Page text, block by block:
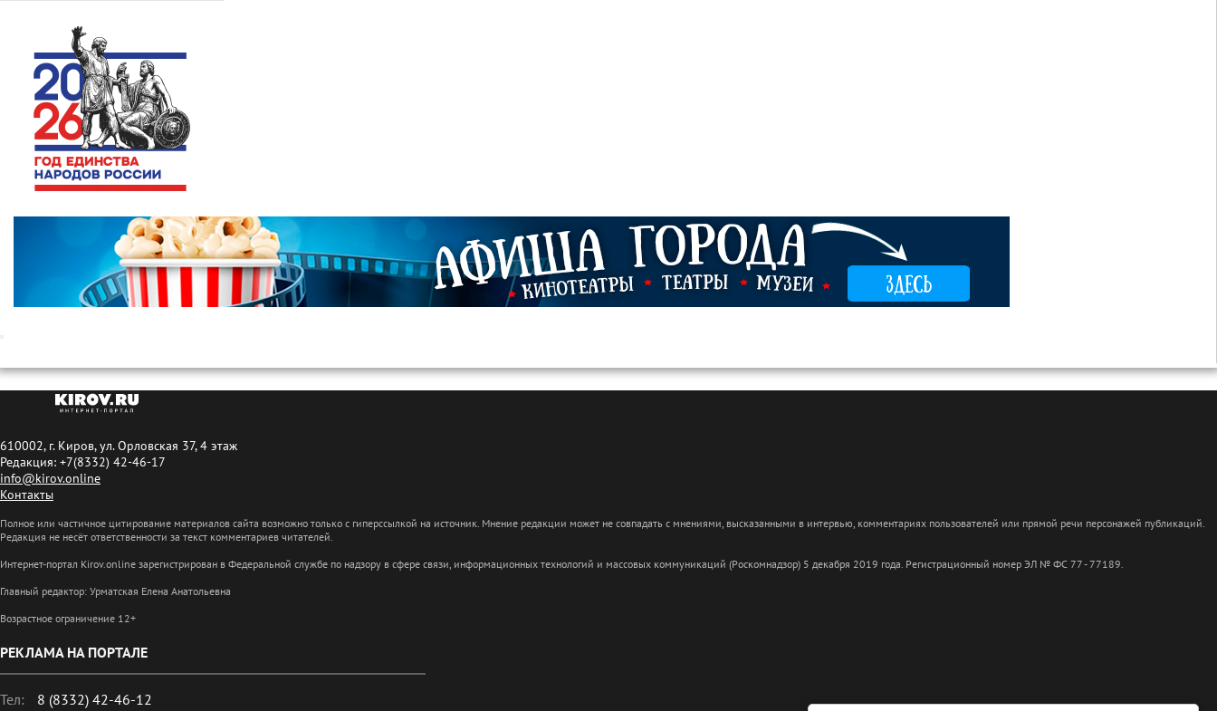
610002, г. Киров, ул. Орловская 37, 4 этаж
Редакция: +7(8332) 42-46-17
info@kirov.online
Контакты
Полное или частичное цитирование материалов сайта возможно только с гиперссылкой на источник. Мнение редакции может не совпадать с мнениями, высказанными в интервью, комментариях пользователей или прямой речи персонажей публикаций.
Редакция не несёт ответственности за текст комментариев читателей.
Интернет-портал Kirov.online зарегистрирован в Федеральной службе по надзору в сфере связи, информационных технологий и массовых коммуникаций (Роскомнадзор) 5 декабря 2019 года. Регистрационный номер ЭЛ № ФС 77 - 77189.
Главный редактор: Урматская Елена Анатольевна
Возрастное ограничение 12+
РЕКЛАМА НА ПОРТАЛЕ
Тел: 8 (8332) 42-46-12